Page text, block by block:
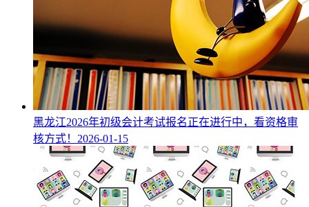
黑龙江2026年初级会计考试报名正在进行中，看资格审
核方式！ 2026-01-15